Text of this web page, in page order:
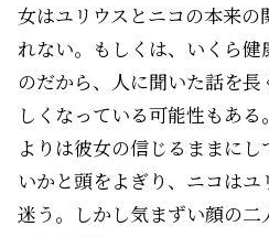
女はユリウスとニコの本来
れない。もしくは、いくら
のだから、人に聞いた話を
しくなっている可能性もあ
よりは彼女の信じるままに
いかと頭をよぎり、ニコは
迷う。しかし気まずい顔の